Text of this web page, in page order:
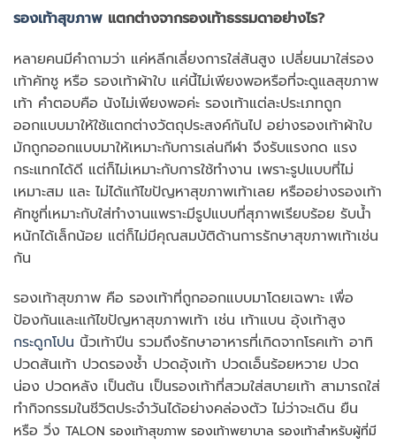
รองเท้าสุขภาพ แตกต่างจากรองเท้าธรรมดาอย่างไร?
หลายคนมีคำถามว่า แค่หลีกเลี่ยงการใส่ส้นสูง เปลี่ยนมาใส่รอง
เท้าคัทชู หรือ รองเท้าผ้าใบ แค่นี้ไม่เพียงพอหรือที่จะดูแลสุขภาพ
เท้า คำตอบคือ นังไม่เพียงพอค่ะ รองเท้าแต่ละประเภทถูก
ออกแบบมาให้ใช้แตกต่างวัตถุประสงค์กันไป อย่างรองเท้าผ้าใบ
มักถูกออกแบบมาให้เหมาะกับการเล่นกีฬา จึงรับแรงกด แรง
กระแทกได้ดี แต่ก็ไม่เหมาะกับการใช้ทำงาน เพราะรูปแบบที่ไม่
เหมาะสม และ ไม่ได้แก้ไขปัญหาสุขภาพเท้าเลย หรืออย่างรองเท้า
คัทชูที่เหมาะกับใส่ทำงานแพราะมีรูปแบบที่สุภาพเรียบร้อย รับน้ำ
หนักได้เล็กน้อย แต่ก็ไม่มีคุณสมบัติด้านการรักษาสุขภาพเท้าเช่น
กัน
รองเท้าสุขภาพ คือ รองเท้าที่ถูกออกแบบมาโดยเฉพาะ เพื่อ
ป้องกันและแก้ไขปัญหาสุขภาพเท้า เช่น เท้าแบน อุ้งเท้าสูง
กระดูกโปน นิ้วเท้าปีน รวมถึงรักษาอาหารที่เกิดจากโรคเท้า อาทิ
ปวดส้นเท้า ปวดรองช้ำ ปวดอุ้งเท้า ปวดเอ็นร้อยหวาย ปวด
น่อง ปวดหลัง เป็นต้น เป็นรองเท้าที่สวมใส่สบายเท้า สามารถใส่
ทำกิจกรรมในชีวิตประจำวันได้อย่างคล่องตัว ไม่ว่าจะเดิน ยืน
หรือ วิ่ง TALON รองเท้าสุขภาพ รองเท้าพยาบาล รองเท้าสำหรับผู้ที่มี